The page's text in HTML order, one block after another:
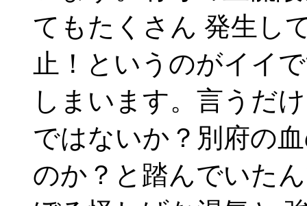
てもたくさん 発生し
止！というのがイイ
しまいます。言うだ
ではないか？別府の
のか？と踏んでいた